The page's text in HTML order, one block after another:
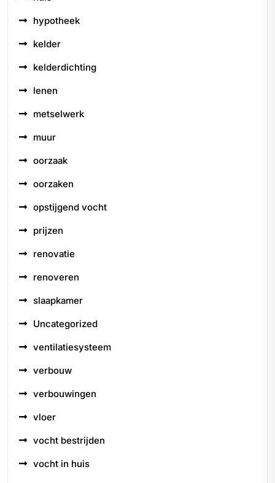
hypotheek
kelder
kelderdichting
lenen
metselwerk
muur
oorzaak
oorzaken
opstijgend vocht
prijzen
renovatie
renoveren
slaapkamer
Uncategorized
ventilatiesysteem
verbouw
verbouwingen
vloer
vocht bestrijden
vocht in huis